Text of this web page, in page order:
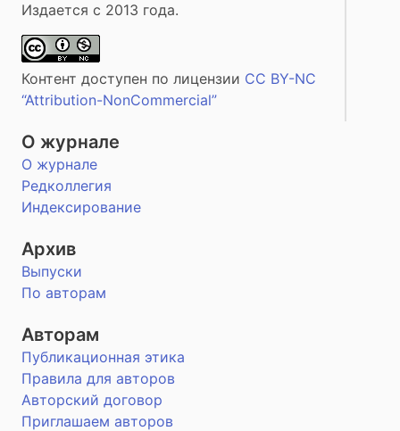
Издается с 2013 года.
Контент доступен по лицензии CC BY-NC
“Attribution-NonCommercial”
О журнале
О журнале
Редколлегия
Индексирование
Архив
Выпуски
По авторам
Авторам
Публикационная этика
Правила для авторов
Авторский договор
Приглашаем авторов